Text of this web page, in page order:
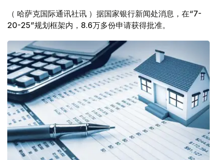
（ 哈萨克国际通讯社讯 ）据国家银行新闻处消息，在“7-
20-25”规划框架内，8.6万多份申请获得批准。